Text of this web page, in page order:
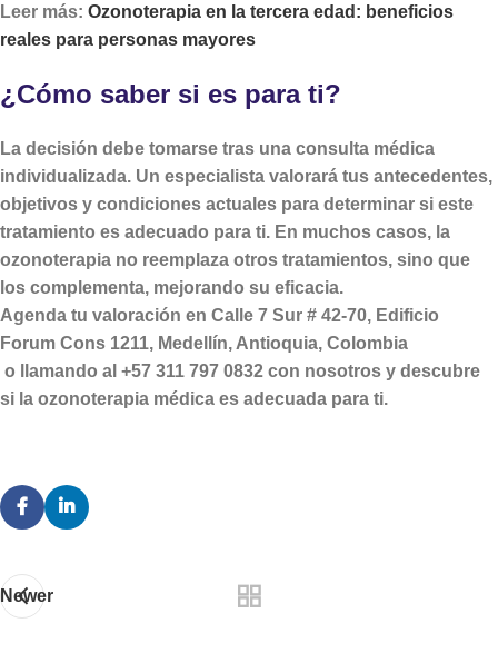
Leer más: Ozonoterapia en la tercera edad: beneficios
reales para personas mayores
¿Cómo saber si es para ti?
La decisión debe tomarse tras una consulta médica
individualizada. Un especialista valorará tus antecedentes,
objetivos y condiciones actuales para determinar si este
tratamiento es adecuado para ti. En muchos casos, la
ozonoterapia no reemplaza otros tratamientos, sino que
los complementa, mejorando su eficacia.
Agenda tu valoración en Calle 7 Sur # 42-70, Edificio
Forum Cons 1211, Medellín, Antioquia, Colombia
o llamando al +57 311 797 0832 con nosotros y descubre
si la ozonoterapia médica es adecuada para ti.
Newer